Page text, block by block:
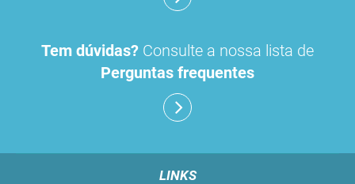
Tem dúvidas? Consulte a nossa lista de
Perguntas frequentes
LINKS